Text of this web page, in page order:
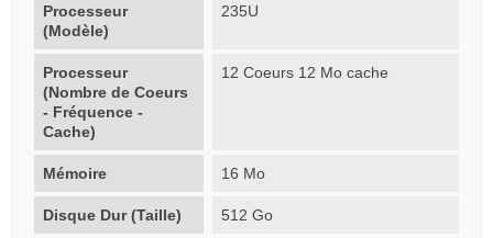
Processeur
(Modèle)
235U
Processeur
(Nombre de Coeurs
- Fréquence -
Cache)
12 Coeurs 12 Mo cache
Mémoire 16 Mo
Disque Dur (Taille) 512 Go